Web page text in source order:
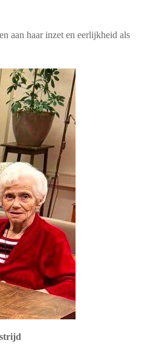
aan haar inzet en eerlijkheid als